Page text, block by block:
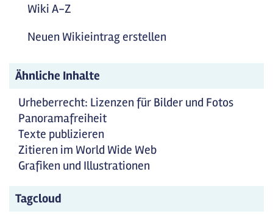
Wiki A-Z
Neuen Wikieintrag erstellen
Ähnliche Inhalte
Urheberrecht: Lizenzen für Bilder und Fotos
Panoramafreiheit
Texte publizieren
Zitieren im World Wide Web
Grafiken und Illustrationen
Tagcloud